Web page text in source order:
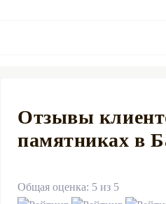
Отзывы
памятниках в
Общая оценка: 5 из 5